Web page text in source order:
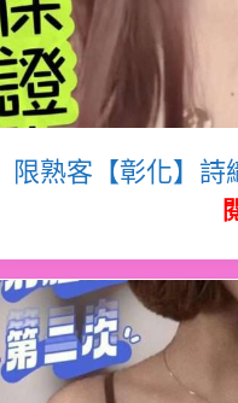
限熟客【彰化】詩